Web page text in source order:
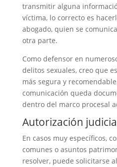
transmitir alguna
víctima, lo correcto es
abogado, quien se
otra parte.
Como defensor en
delitos sexuales, creo que
más segura y
comunicación queda
dentro del marco procesal
Autorización
En casos muy específicos,
comunes o asuntos
resolver, puede solicitarse